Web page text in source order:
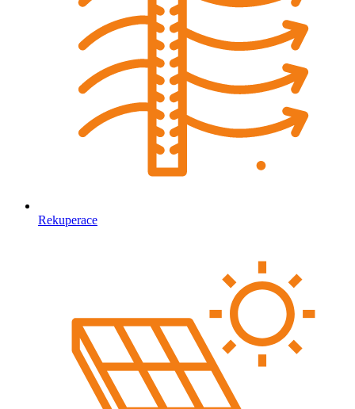
Rekuperace